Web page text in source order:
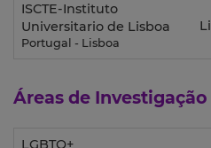
ISCTE-Instituto
Universitario de Lisboa
Portugal - Lisboa
Áreas de Investigação
LGBTQ+